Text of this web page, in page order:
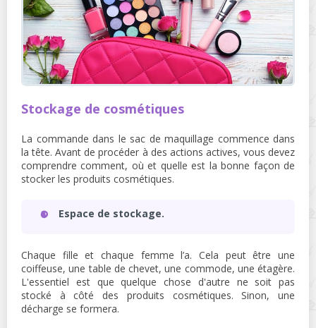
Stockage de cosmétiques
La commande dans le sac de maquillage commence dans
la tête. Avant de procéder à des actions actives, vous devez
comprendre comment, où et quelle est la bonne façon de
stocker les produits cosmétiques.
Espace de stockage.
Chaque fille et chaque femme l’a. Cela peut être une
coiffeuse, une table de chevet, une commode, une étagère.
L'essentiel est que quelque chose d'autre ne soit pas
stocké à côté des produits cosmétiques. Sinon, une
décharge se formera.